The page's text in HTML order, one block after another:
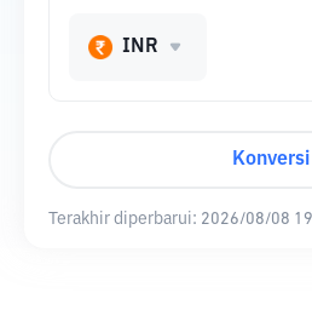
INR
Konversi
Terakhir diperbarui: 2026/08/08